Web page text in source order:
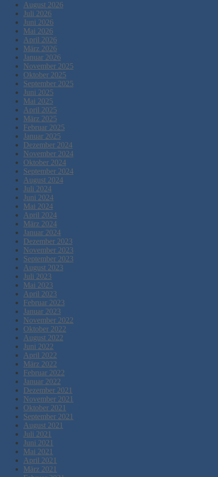
August 2026
Juli 2026
Juni 2026
Mai 2026
April 2026
März 2026
Januar 2026
November 2025
Oktober 2025
September 2025
Juni 2025
Mai 2025
April 2025
März 2025
Februar 2025
Januar 2025
Dezember 2024
November 2024
Oktober 2024
September 2024
August 2024
Juli 2024
Juni 2024
Mai 2024
April 2024
März 2024
Januar 2024
Dezember 2023
November 2023
September 2023
August 2023
Juli 2023
Mai 2023
April 2023
Februar 2023
Januar 2023
November 2022
Oktober 2022
August 2022
Juni 2022
April 2022
März 2022
Februar 2022
Januar 2022
Dezember 2021
November 2021
Oktober 2021
September 2021
August 2021
Juli 2021
Juni 2021
Mai 2021
April 2021
März 2021